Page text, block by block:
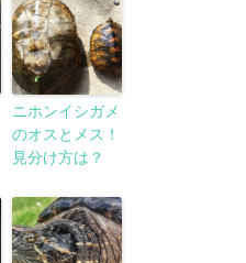
ニホンイシガメ
のオスとメス！
見分け方は？